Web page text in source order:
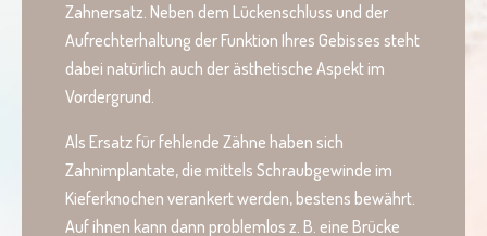
Zahnersatz. Neben dem Lückenschluss und der
Aufrechterhaltung der Funktion Ihres Gebisses steht
dabei natürlich auch der ästhetische Aspekt im
Vordergrund.
Als Ersatz für fehlende Zähne haben sich
Zahnimplantate, die mittels Schraubgewinde im
Kieferknochen verankert werden, bestens bewährt.
Auf ihnen kann dann problemlos z. B. eine Brücke